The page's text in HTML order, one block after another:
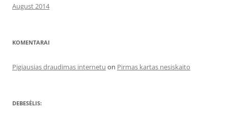
August 2014
KOMENTARAI
Pigiausias draudimas internetu on Pirmas kartas nesiskaito
DEBESĖLIS: